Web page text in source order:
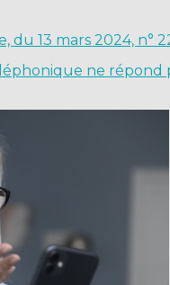
du 13 mars 2024, n°
ne répond